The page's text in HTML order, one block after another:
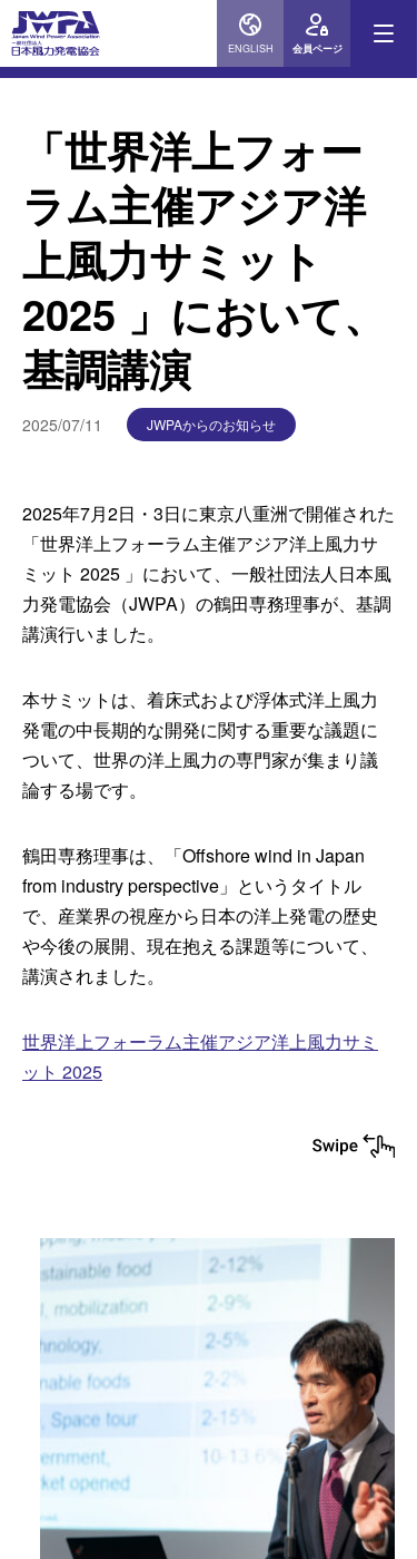
ENGLISH 会員ページ
「世界洋上フォー
ラム主催アジア洋
上風力サミット
2025 」において、
基調講演
2025/07/11 JWPAからのお知らせ
2025年7月2日・3日に東京八重洲で開催された
「世界洋上フォーラム主催アジア洋上風力サ
ミット 2025 」において、一般社団法人日本風
力発電協会（JWPA）の鶴田専務理事が、基調
講演行いました。
本サミットは、着床式および浮体式洋上風力
発電の中長期的な開発に関する重要な議題に
ついて、世界の洋上風力の専門家が集まり議
論する場です。
鶴田専務理事は、「Offshore wind in Japan
from industry perspective 」というタイトル
で、産業界の視座から日本の洋上発電の歴史
や今後の展開、現在抱える課題等について、
講演されました。
世界洋上フォーラム主催アジア洋上風力サミ
ット 2025